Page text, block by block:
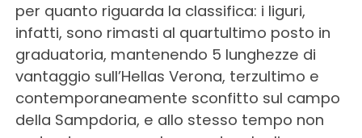
per quanto riguarda la classifica: i liguri,
infatti, sono rimasti al quartultimo posto in
graduatoria, mantenendo 5 lunghezze di
vantaggio sull’Hellas Verona, terzultimo e
contemporaneamente sconfitto sul campo
della Sampdoria, e allo stesso tempo non